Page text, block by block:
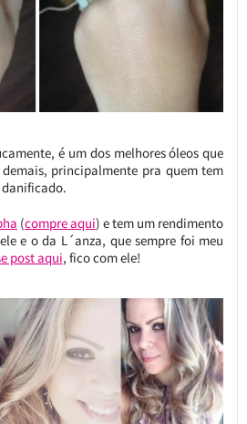
é um dos melhores óleos que
principalmente pra quem tem
danificado.
(compre aqui) e tem um rendimento
e o da L´anza, que sempre foi meu
post aqui, fico com ele!